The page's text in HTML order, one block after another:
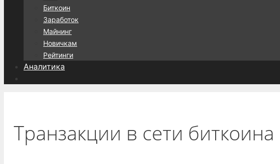
Биткоин
Заработок
Майнинг
Новичкам
Рейтинги
Аналитика
Транзакции в сети